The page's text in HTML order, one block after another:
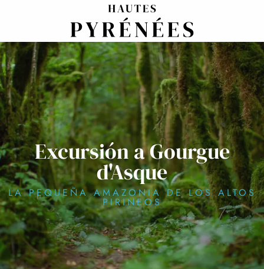
principal
Excursión a Gourgue
d'Asque
LA PEQUEÑA AMAZONIA DE LOS ALTOS
PIRINEOS